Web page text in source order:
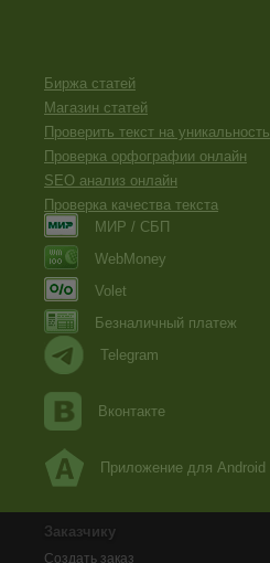
Биржа статей
Магазин статей
Проверить текст на уникальность
Проверка орфографии онлайн
SEO анализ онлайн
Проверка качества текста
МИР / СБП
WebMoney
Volet
Безналичный платеж
Telegram
Вконтакте
Приложение для Android
Заказчику
Создать заказ